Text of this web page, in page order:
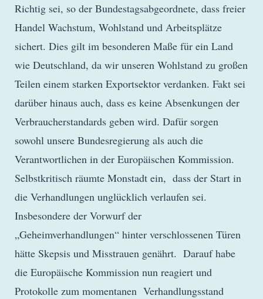
Richtig sei, so der Bundestagsabgeordnete, dass freier
Handel Wachstum, Wohlstand und Arbeitsplätze
sichert. Dies gilt im besonderen Maße für ein Land
wie Deutschland, da wir unseren Wohlstand zu großen
Teilen einem starken Exportsektor verdanken. Fakt sei
darüber hinaus auch, dass es keine Absenkungen der
Verbraucherstandards geben wird. Dafür sorgen
sowohl unsere Bundesregierung als auch die
Verantwortlichen in der Europäischen Kommission.
Selbstkritisch räumte Monstadt ein, dass der Start in
die Verhandlungen unglücklich verlaufen sei.
Insbesondere der Vorwurf der
„Geheimverhandlungen“ hinter verschlossenen Türen
hätte Skepsis und Misstrauen genährt. Darauf habe
die Europäische Kommission nun reagiert und
Protokolle zum momentanen Verhandlungsstand